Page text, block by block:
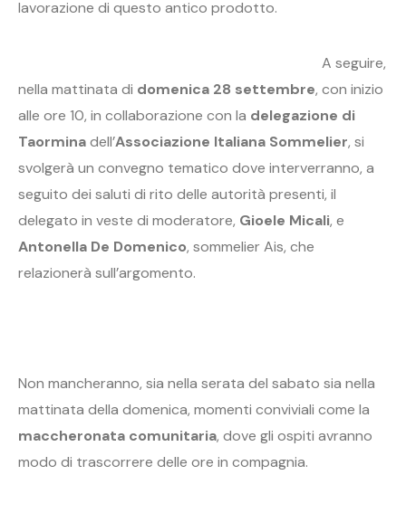
lavorazione di questo antico prodotto.
A seguire,
nella mattinata di domenica 28 settembre, con inizio
alle ore 10, in collaborazione con la delegazione di
Taorminadell’Associazione Italiana Sommelier, si
svolgerà un convegno tematico dove interverranno, a
seguito dei saluti di rito delle autorità presenti, il
delegato in veste di moderatore, Gioele Micali, e
Antonella De Domenico, sommelier Ais, che
relazionerà sull’argomento.
Non mancheranno, sia nella serata del sabato sia nella
mattinata della domenica, momenti conviviali come la
maccheronata comunitaria, dove gli ospiti avranno
modo di trascorrere delle ore in compagnia.